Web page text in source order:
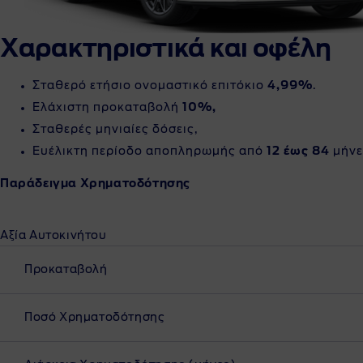
Να
Ενέργειες βελτίωσης προϊόντος
Χαρακτηριστικά και οφέλη
Σταθερό ετήσιο ονομαστικό επιτόκιο 4,99%.
Ελάχιστη προκαταβολή
10%,
Σταθερές μηνιαίες δόσεις,
Ευέλικτη περίοδο αποπληρωμής από
12 έως 84
Παράδειγμα Χρηματοδότησης
Αξία Αυτοκινήτου
Προκαταβολή
Ποσό Χρηματοδότησης